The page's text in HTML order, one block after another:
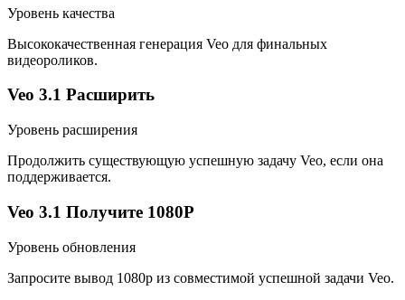
Уровень качества
Высококачественная генерация Veo для финальных
видеороликов.
Veo 3.1 Расширить
Уровень расширения
Продолжить существующую успешную задачу Veo, если она
поддерживается.
Veo 3.1 Получите 1080P
Уровень обновления
Запросите вывод 1080p из совместимой успешной задачи Veo.